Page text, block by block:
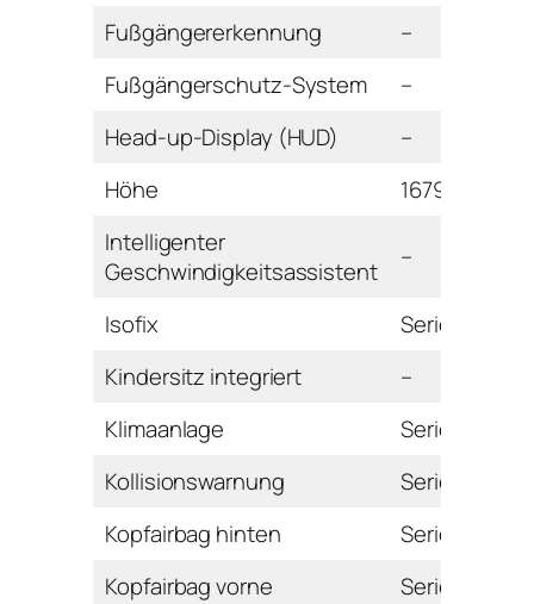
Fußgängererkennung
–
Fußgängerschutz-System
–
Head-up-Display (HUD)
–
Höhe
1679 mm
Intelligenter
Geschwindigkeitsassistent
–
Isofix
Serie
Kindersitz integriert
–
Klimaanlage
Serie
Kollisionswarnung
Serie
Kopfairbag hinten
Serie
Kopfairbag vorne
Serie